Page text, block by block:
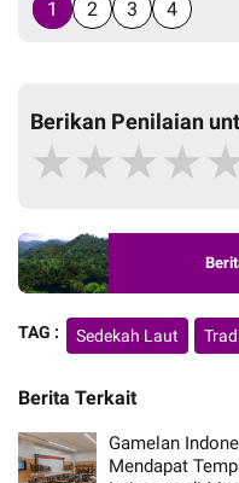
1 2 3 4
Berikan Penilaian
★★★★
TAG : Sedekah Laut
Berita Terkait
Gamelan
Mendapat